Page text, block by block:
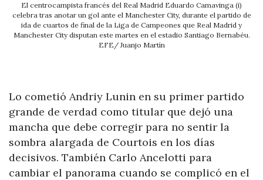
El centrocampista francés del Real Madrid Eduardo Camavinga (i)
celebra tras anotar un gol ante el Manchester City, durante el partido de
ida de cuartos de final de la Liga de Campeones que Real Madrid y
Manchester City disputan este martes en el estadio Santiago Bernabéu.
EFE/ Juanjo Martín
Lo cometió Andriy Lunin en su primer partido
grande de verdad como titular que dejó una
mancha que debe corregir para no sentir la
sombra alargada de Courtois en los días
decisivos. También Carlo Ancelotti para
cambiar el panorama cuando se complicó en el